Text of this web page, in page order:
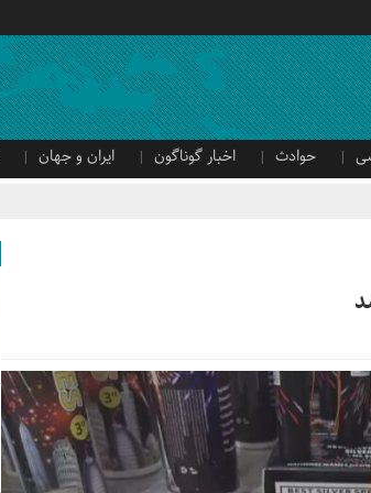
حوادث اخبار گوناگون ایران و جهان